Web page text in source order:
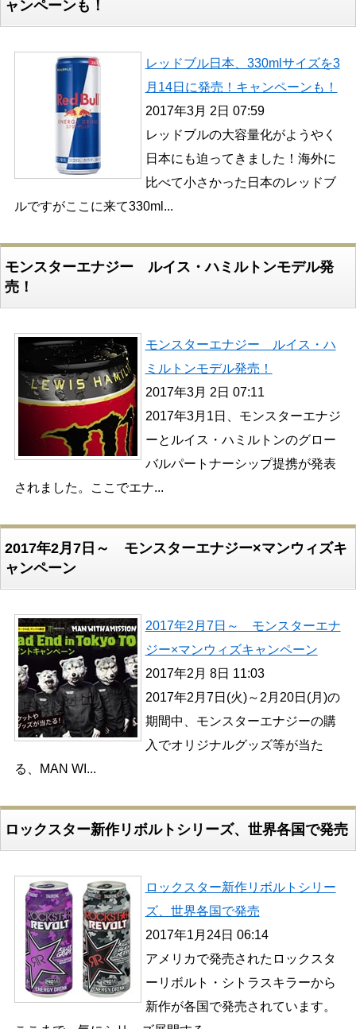
ャンペーンも！
レッドブル日本、330mlサイズを3
月14日に発売！キャンペーンも！
2017年3月 2日 07:59
レッドブルの大容量化がようやく
日本にも迫ってきました！海外に
比べて小さかった日本のレッドブ
ルですがここに来て330ml...
モンスターエナジー ルイス・ハミルトンモデル発
売！
モンスターエナジー ルイス・ハ
ミルトンモデル発売！
2017年3月 2日 07:11
2017年3月1日、モンスターエナジ
ーとルイス・ハミルトンのグロー
バルパートナーシップ提携が発表
されました。ここでエナ...
2017年2月7日～ モンスターエナジー×マンウィズキ
ャンペーン
2017年2月7日～ モンスターエナ
ジー×マンウィズキャンペーン
2017年2月 8日 11:03
2017年2月7日(火)～2月20日(月)の
期間中、モンスターエナジーの購
入でオリジナルグッズ等が当た
る、MAN WI...
ロックスター新作リボルトシリーズ、世界各国で発売
ロックスター新作リボルトシリー
ズ、世界各国で発売
2017年1月24日 06:14
アメリカで発売されたロックスタ
ーリボルト・シトラスキラーから
新作が各国で発売されています。